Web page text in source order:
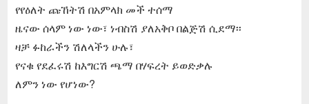
የየዕለት ጩኸትሽ በአምላክ መች ተሰማ
ዜናው ሰላም ነው ነው፣ ነብስሽ ያለአቅቦ በልጅሽ ሲደማ፡፡
ዛቻ ፉከራችን ሽለላችን ሁሉ፣
የናቁ የደፈሩሽ ከእግርሽ ጫማ በሃፍረት ይወድቃሉ
ለምን ነው የሆነው?